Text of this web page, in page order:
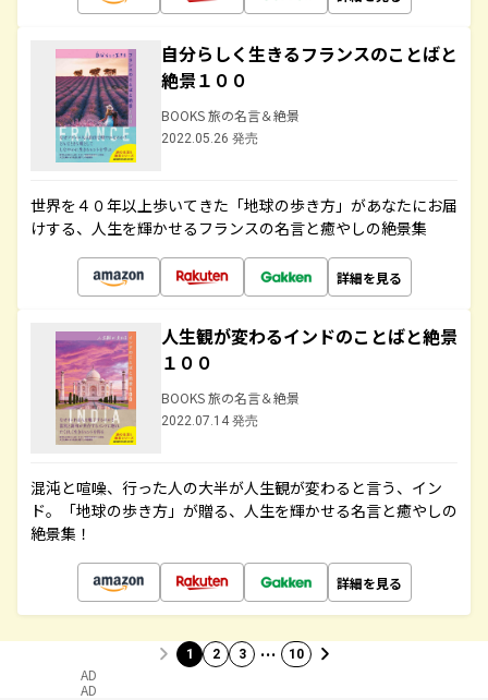
自分らしく生きるフランスのことばと
絶景１００
BOOKS 旅の名言＆絶景
2022.05.26 発売
世界を４０年以上歩いてきた「地球の歩き方」があなたにお届
けする、人生を輝かせるフランスの名言と癒やしの絶景集
詳細を見る
人生観が変わるインドのことばと絶景
１００
BOOKS 旅の名言＆絶景
2022.07.14 発売
混沌と喧噪、行った人の大半が人生観が変わると言う、イン
ド。「地球の歩き方」が贈る、人生を輝かせる名言と癒やしの
絶景集！
詳細を見る
1 2 3 … 10
AD
AD